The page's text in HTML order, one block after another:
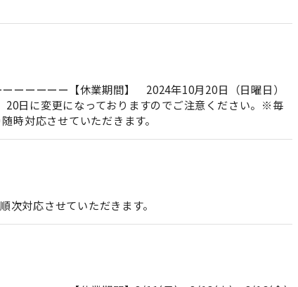
ーーーーー【休業期間】 2024年10月20日（日曜日）
日に変更になっておりますのでご注意ください。※毎
時対応させていただきます。
対応させていただきます。